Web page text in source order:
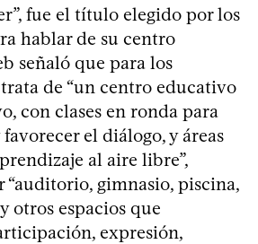
fue el título elegido por los
hablar de su centro
señaló que para los
trata de “un centro educativo
con clases en ronda para
favorecer el diálogo, y áreas
al aire libre”,
“auditorio, gimnasio, piscina,
otros espacios que
expresión,